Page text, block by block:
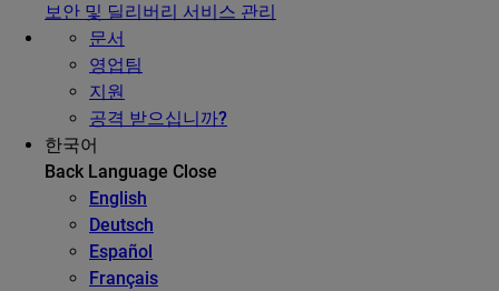
보안 및 딜리버리 서비스 관리
문서
영업팀
지원
공격 받으십니까?
한국어
Back Language Close
English
Deutsch
Español
Français